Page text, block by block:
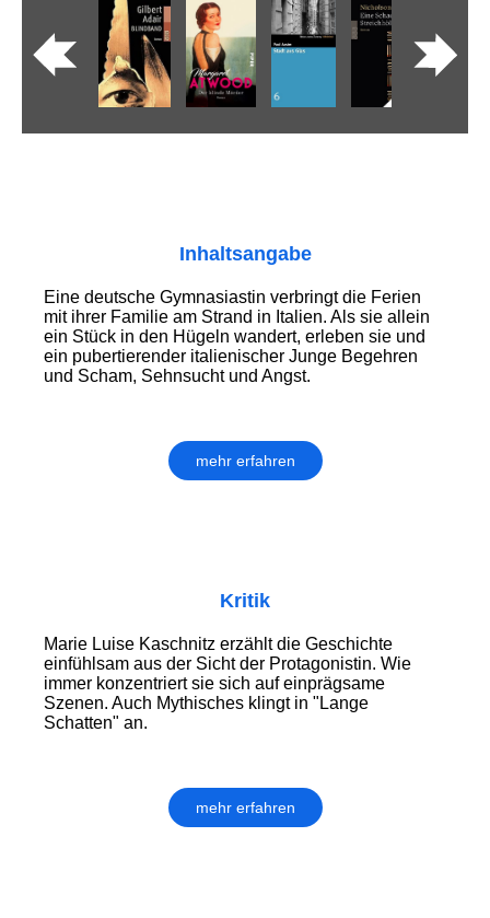
Inhaltsangabe
Eine deutsche Gymnasiastin verbringt die Ferien
mit ihrer Familie am Strand in Italien. Als sie allein
ein Stück in den Hügeln wandert, erleben sie und
ein pubertierender italienischer Junge Begehren
und Scham, Sehnsucht und Angst.
mehr erfahren
Kritik
Marie Luise Kaschnitz erzählt die Geschichte
einfühlsam aus der Sicht der Protagonistin. Wie
immer konzentriert sie sich auf einprägsame
Szenen. Auch Mythisches klingt in "Lange
Schatten" an.
mehr erfahren